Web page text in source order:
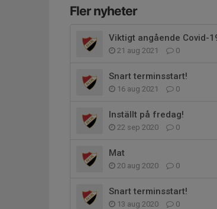
Fler nyheter
Viktigt angående Covid-
21 aug 2021 0
Snart terminsstart!
16 aug 2021 0
Inställt på fredag!
22 sep 2020 0
Mat
20 aug 2020 0
Snart terminsstart!
13 aug 2020 0